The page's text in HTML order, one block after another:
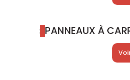
PANNEAUX À